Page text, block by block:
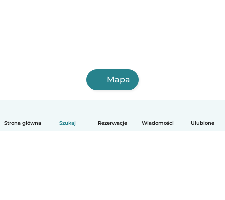
Strona główna Szukaj Rezerwacje Wiadomości Ulubione
Mapa